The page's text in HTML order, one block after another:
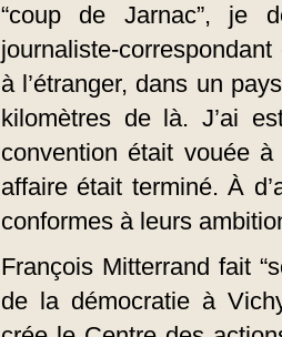
“coup de Jarnac”, je
journaliste-
à l’étranger, dans un
kilomètres de là. J’ai
convention était vouée
affaire était terminé. À
conformes à leurs
François Mitterrand fait
de la démocratie à